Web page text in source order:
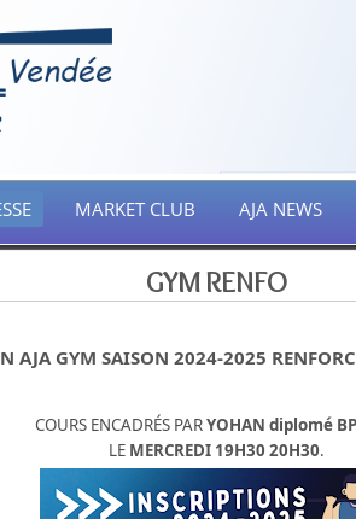
MARKET CLUB AJA NEWS
GYM RENFO
AJA GYM SAISON 2024-2025
COURS ENCADRÉS PARYOHAN diplomé
LE MERCREDI 19H30 20H30.